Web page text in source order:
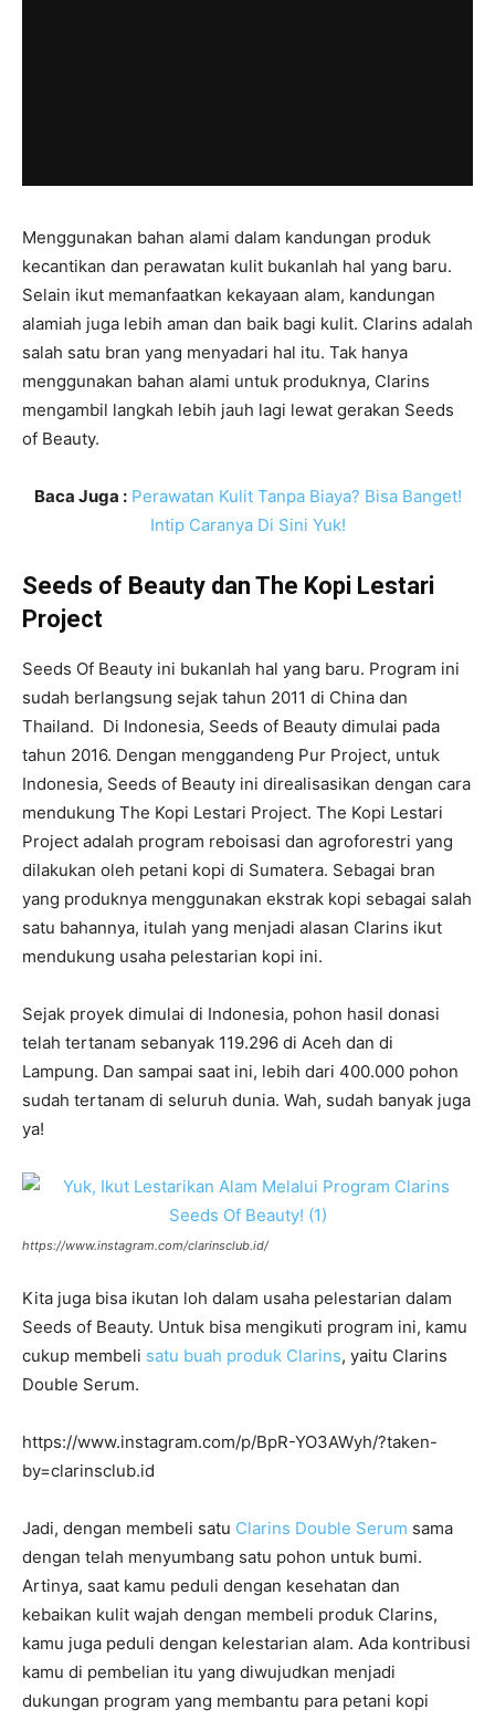
Menggunakan bahan alami dalam kandungan produk
kecantikan dan perawatan kulit bukanlah hal yang baru.
Selain ikut memanfaatkan kekayaan alam, kandungan
alamiah juga lebih aman dan baik bagi kulit. Clarins adalah
salah satu bran yang menyadari hal itu. Tak hanya
menggunakan bahan alami untuk produknya, Clarins
mengambil langkah lebih jauh lagi lewat gerakan Seeds
of Beauty.
Baca Juga : Perawatan Kulit Tanpa Biaya? Bisa Banget!
Intip Caranya Di Sini Yuk!
Seeds of Beauty dan The Kopi Lestari
Project
Seeds Of Beauty ini bukanlah hal yang baru. Program ini
sudah berlangsung sejak tahun 2011 di China dan
Thailand. Di Indonesia, Seeds of Beauty dimulai pada
tahun 2016. Dengan menggandeng Pur Project, untuk
Indonesia, Seeds of Beauty ini direalisasikan dengan cara
mendukung The Kopi Lestari Project. The Kopi Lestari
Project adalah program reboisasi dan agroforestri yang
dilakukan oleh petani kopi di Sumatera. Sebagai bran
yang produknya menggunakan ekstrak kopi sebagai salah
satu bahannya, itulah yang menjadi alasan Clarins ikut
mendukung usaha pelestarian kopi ini.
Sejak proyek dimulai di Indonesia, pohon hasil donasi
telah tertanam sebanyak 119.296 di Aceh dan di
Lampung. Dan sampai saat ini, lebih dari 400.000 pohon
sudah tertanam di seluruh dunia. Wah, sudah banyak juga
ya!
https://www.instagram.com/clarinsclub.id/
Kita juga bisa ikutan loh dalam usaha pelestarian dalam
Seeds of Beauty. Untuk bisa mengikuti program ini, kamu
cukup membeli satu buah produk Clarins, yaitu Clarins
Double Serum.
https://www.instagram.com/p/BpR-YO3AWyh/?taken-
by=clarinsclub.id
Jadi, dengan membeli satu Clarins Double Serum sama
dengan telah menyumbang satu pohon untuk bumi.
Artinya, saat kamu peduli dengan kesehatan dan
kebaikan kulit wajah dengan membeli produk Clarins,
kamu juga peduli dengan kelestarian alam. Ada kontribusi
kamu di pembelian itu yang diwujudkan menjadi
dukungan program yang membantu para petani kopi